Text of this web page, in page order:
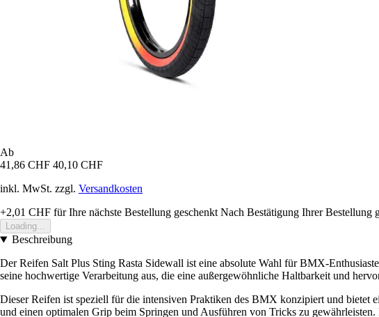
Ab
41,86 CHF 40,10 CHF
inkl. MwSt. zzgl. Versandkosten
+2,01 CHF für Ihre nächste Bestellung geschenkt Nach Bestätigung Ihrer Bestellung
Loading...
Beschreibung
Der Reifen Salt Plus Sting Rasta Sidewall ist eine absolute Wahl für BMX-
seine hochwertige Verarbeitung aus, die eine außergewöhnliche Haltbarkeit und
Dieser Reifen ist speziell für die intensiven Praktiken des BMX konzipiert und bietet
und einen optimalen Grip beim Springen und Ausführen von Tricks zu